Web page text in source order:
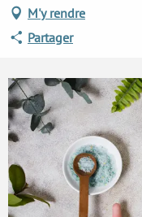
M'y rendre
Partager